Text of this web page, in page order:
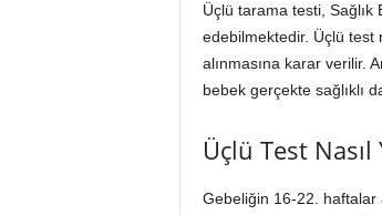
Üçlü tarama testi, Sağlık
edebilmektedir. Üçlü test
alınmasına karar verilir.
bebek gerçekte sağlıklı
Üçlü Test Nasıl
Gebeliğin 16-22. haftalar